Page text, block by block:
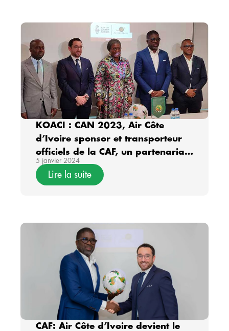
KOACI : CAN 2023, Air Côte
d’Ivoire sponsor et transporteur
officiels de la CAF, un partenariat
signé entre les deux parties
5 janvier 2024
Lire la suite
CAF: Air Côte d’Ivoire devient le